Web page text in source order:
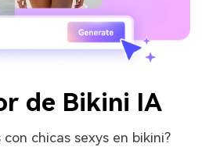
de Bikini IA
chicas sexys en bikini?